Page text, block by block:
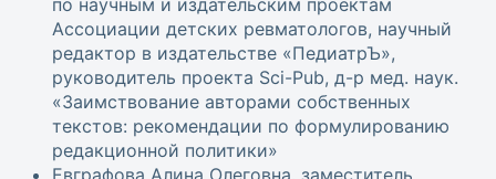
по научным и издательским проектам
Ассоциации детских ревматологов, научный
редактор в издательстве «ПедиатрЪ»,
руководитель проекта Sci-Pub, д-р мед. наук.
«Заимствование авторами собственных
текстов: рекомендации по формулированию
редакционной политики»